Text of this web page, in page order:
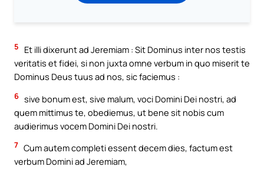
5
Et illi dixerunt ad Jeremiam : Sit Dominus inter nos testis
veritatis et fidei, si non juxta omne verbum in quo miserit te
Dominus Deus tuus ad nos, sic faciemus :
6 sive bonum est, sive malum, voci Domini Dei nostri, ad
quem mittimus te, obediemus, ut bene sit nobis cum
audierimus vocem Domini Dei nostri.
7 Cum autem completi essent decem dies, factum est
verbum Domini ad Jeremiam,